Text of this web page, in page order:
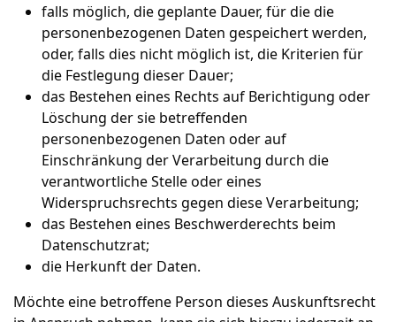
falls möglich, die geplante Dauer, für die die
personenbezogenen Daten gespeichert werden,
oder, falls dies nicht möglich ist, die Kriterien für
die Festlegung dieser Dauer;
das Bestehen eines Rechts auf Berichtigung oder
Löschung der sie betreffenden
personenbezogenen Daten oder auf
Einschränkung der Verarbeitung durch die
verantwortliche Stelle oder eines
Widerspruchsrechts gegen diese Verarbeitung;
das Bestehen eines Beschwerderechts beim
Datenschutzrat;
die Herkunft der Daten.
Möchte eine betroffene Person dieses Auskunftsrecht